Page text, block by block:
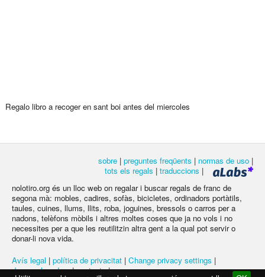
Regalo libro a recoger en sant boi antes del miercoles
sobre | preguntes freqüents | normas de uso |
tots els regals | traduccions |
nolotiro.org és un lloc web on regalar i buscar regals de franc de
segona mà: mobles, cadires, sofàs, bicicletes, ordinadors portàtils,
taules, cuines, llums, llits, roba, joguines, bressols o carros per a
nadons, telèfons mòbils i altres moltes coses que ja no vols i no
necessites per a que les reutilitzin altra gent a la qual pot servir o
donar-li nova vida.
Avís legal | política de privacitat | Change privacy settings |
desenvolupadors|contacte|